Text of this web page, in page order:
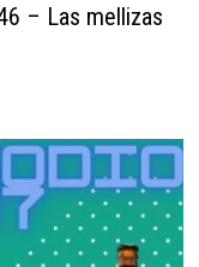
– Las mellizas